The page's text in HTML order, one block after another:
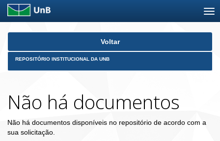
Skip
Voltar
REPOSITÓRIO INSTITUCIONAL DA UNB
Não há documentos
Não há documentos disponíveis no repositório de acordo com a
sua solicitação.